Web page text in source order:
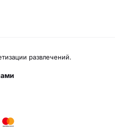
развлечений.